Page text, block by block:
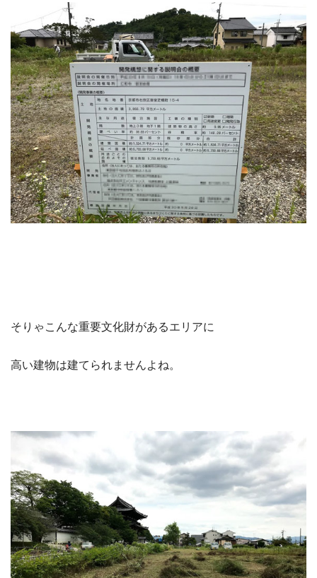
そりゃこんな重要文化財があるエリアに
高い建物は建てられませんよね。